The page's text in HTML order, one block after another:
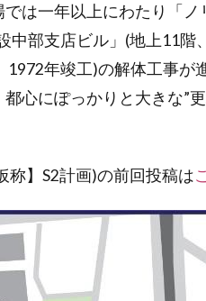
は一年以上にわたり「ノ
中部支店ビル」(地上11階
年竣工)の解体工事が
心にぽっかりと大きな”
称】S2計画)の前回投稿は